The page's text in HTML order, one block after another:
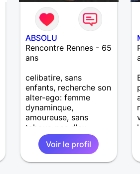
ABSOLU
Rencontre Rennes - 65
ans
celibatire, sans
enfants, recherche son
alter-ego: femme
dynaminque,
amoureuse, sans
tabous-pas d'ex
putes!!! j'aime tout,
sauf les "emmeneqes
inutiles"
Voir le profil